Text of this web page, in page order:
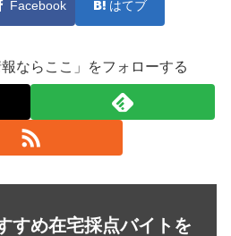
Facebook はてブ
報ならここ」をフォローする
すめ在宅採点バイトを